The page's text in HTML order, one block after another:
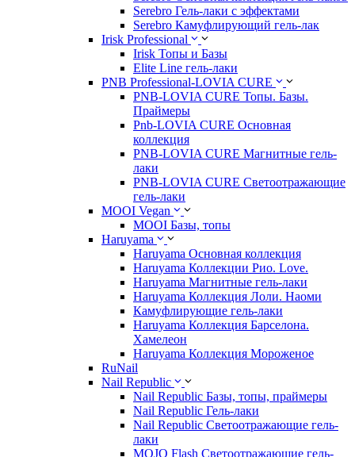
Serebro Гель-лаки с эффектами
Serebro Камуфлирующий гель-лак
Irisk Professional
Irisk Топы и Базы
Elite Line гель-лаки
PNB Professional-LOVIA CURE
PNB-LOVIA CURE Топы. Базы.
Праймеры
Pnb-LOVIA CURE Основная
коллекция
PNB-LOVIA CURE Магнитные гель-
лаки
PNB-LOVIA CURE Cветоотражающие
гель-лаки
MOOI Vegan
MOOI Базы, топы
Haruyama
Haruyama Основная коллекция
Haruyama Коллекции Рио. Love.
Haruyama Магнитные гель-лаки
Haruyama Коллекция Лоли. Наоми
Камуфлирующие гель-лаки
Haruyama Коллекция Барселона.
Хамелеон
Haruyama Коллекция Мороженое
RuNail
Nail Republic
Nail Republic Базы, топы, праймеры
Nail Republic Гель-лаки
Nail Republic Светоотражающие гель-
лаки
MOJO Flash Светоотражающие гель-